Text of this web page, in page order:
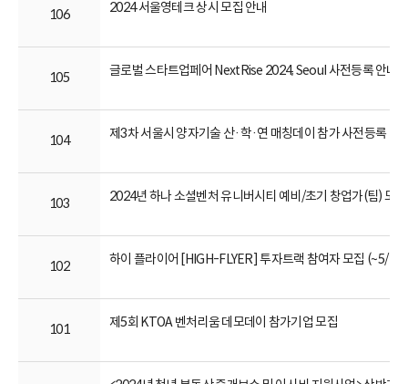
106 2024 서울영테크 상시 모집 안내
105 글로벌 스타트업페어 NextRise 2024, Seoul 사전등록 안내
104 제3차 서울시 양자기술 산·학·연 매칭데이 참가 사전등록 안
103 2024년 하나 소셜벤처 유니버시티 예비/초기 창업가(팀) 모집
102 하이 플라이어 [HIGH-FLYER] 투자트랙 참여자 모집 (~5/13)
101 제5회 KTOA 벤처리움 데모데이 참가기업 모집